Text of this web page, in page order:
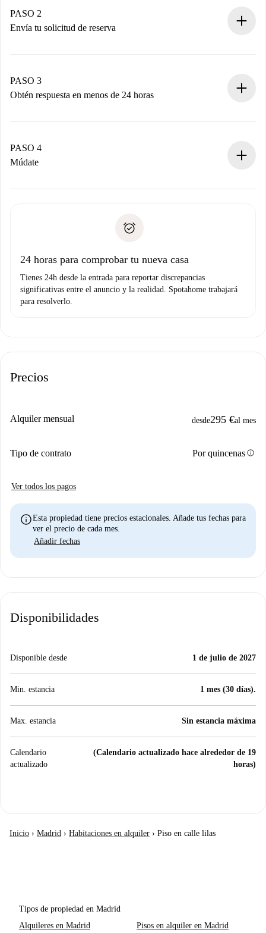
Tienes toda la información necesaria por adelantado.
PASO 2
Envía tu solicitud de reserva
propietario acepte.
PASO 3
Obtén respuesta en menos de 24 horas
contacto con el propietario.
Si es rechazada: No te haremos ningún cargo y te
Prueba de solvencia
PASO 4
Múdate
no nos comunicas ningún problema.
24 horas para comprobar tu nueva casa
Tienes 24h desde la entrada para reportar discrepancias
significativas entre el anuncio y la realidad. Spotahome trabajará
para resolverlo.
Precios
Alquiler mensual desde295 €al mes
Tipo de contrato Por quincenasinfo
Ver todos los pagos
infoEsta propiedad tiene precios estacionales. Añade tus fechas para
ver el precio de cada mes.
Añadir fechas
Disponibilidades
Disponible desde 1 de julio de 2027
Min. estancia 1 mes (30 días).
Max. estancia Sin estancia máxima
Calendario
actualizado
(Calendario actualizado hace alrededor de 19
horas)
Inicio › Madrid › Habitaciones en alquiler › Piso en calle lilas
Tipos de propiedad en Madrid
Alquileres en Madrid
Pisos en alquiler en Madrid